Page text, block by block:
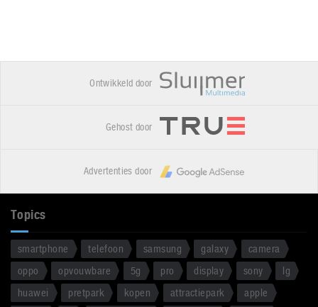
Ontwikkeld door
Gehost door
Advertenties door
Topics
smartphone telefoon samsung galaxy
camera
oppo
opvouwbare 5g pro display sony
lg
huawei
pretpark kopen attractiepark
apple